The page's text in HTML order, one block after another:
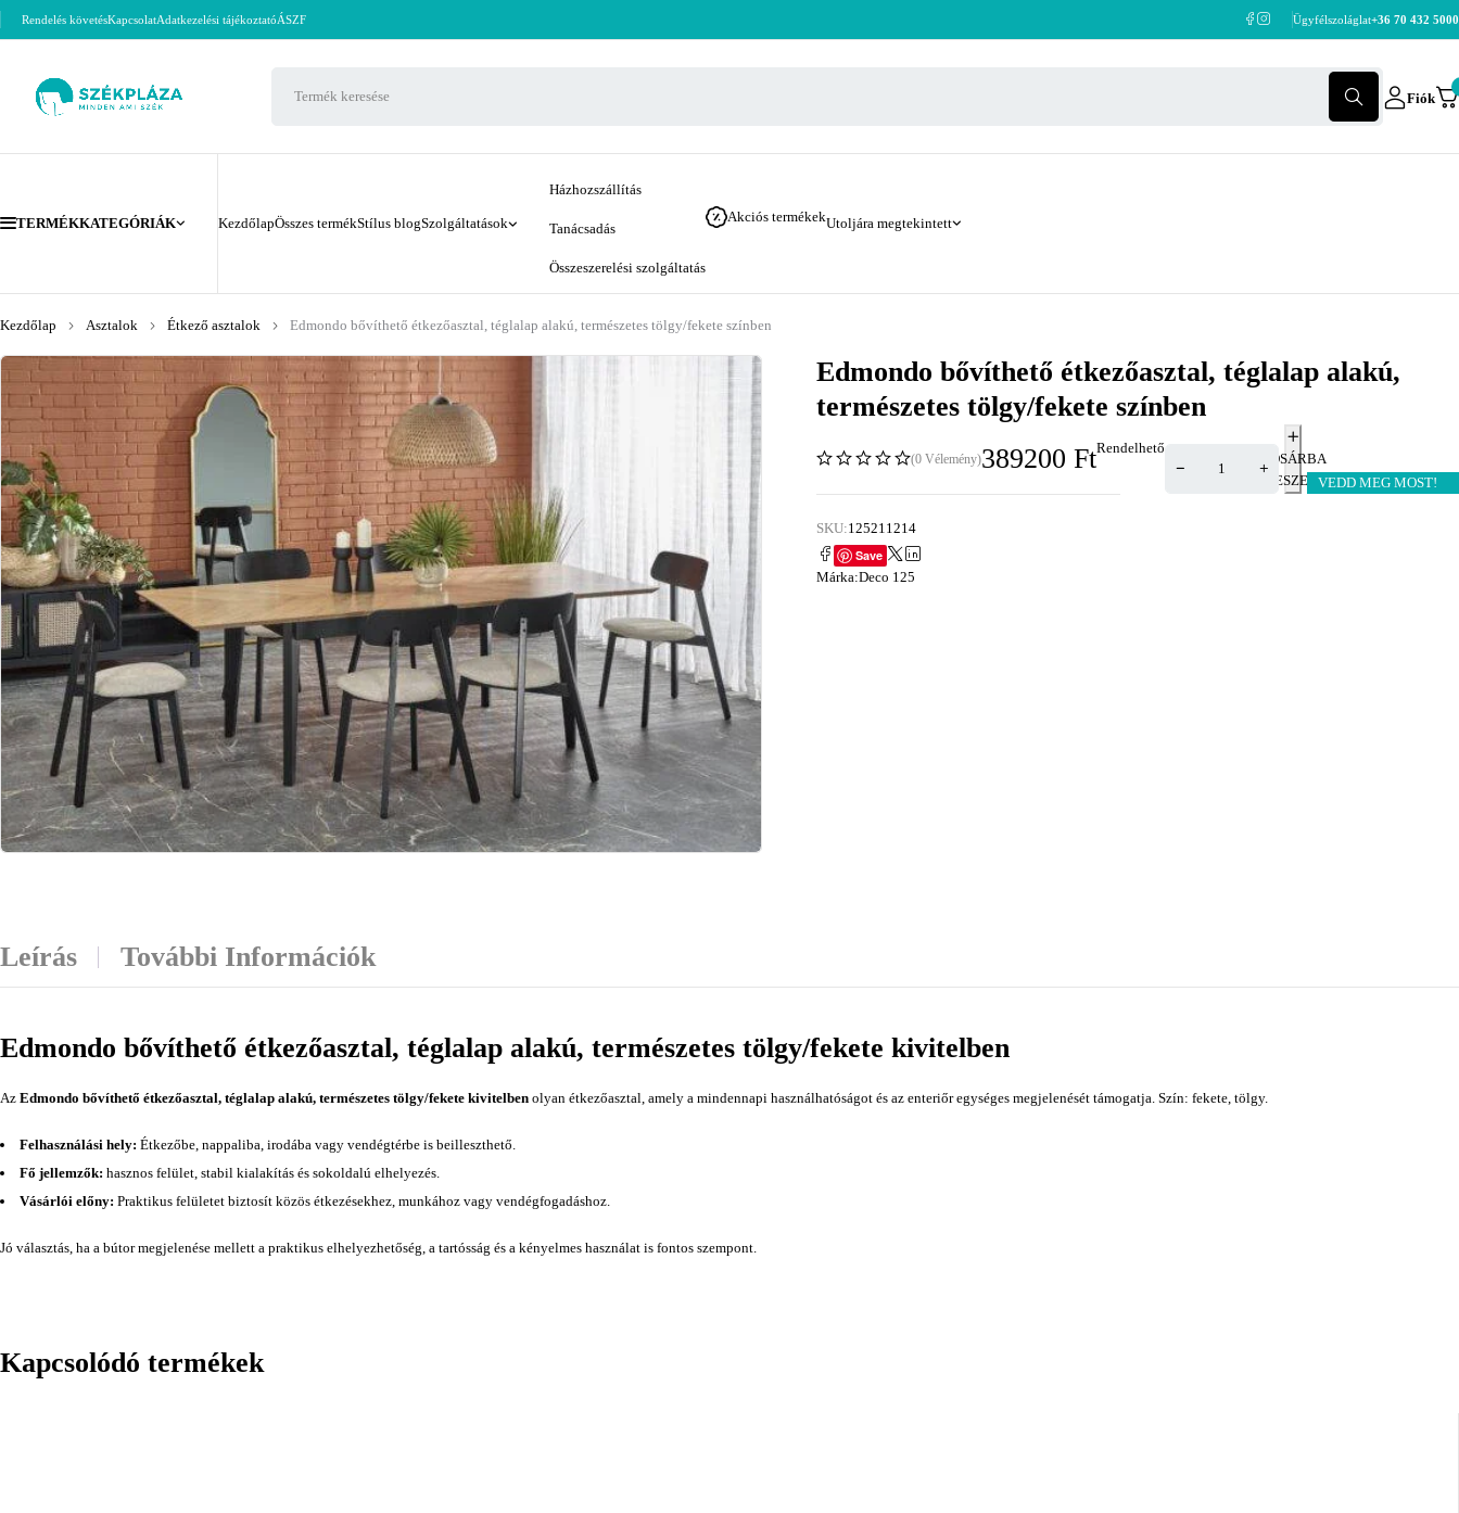
Rendelés követésKapcsolatAdatkezelési tájékoztatóÁSZF Ügyfélszoláglat+36 70 432 5000
Fiók
TERMÉKKATEGÓRIÁK KezdőlapÖsszes termékStílus blogSzolgáltatások
Házhozszállítás
Tanácsadás
Összeszerelési szolgáltatás
Akciós termékekUtoljára megtekintett
Kezdőlap Asztalok Étkező asztalok Edmondo bővíthető étkezőasztal, téglalap alakú, természetes tölgy/fekete színben
Edmondo bővíthető étkezőasztal, téglalap alakú,
természetes tölgy/fekete színben
(0 Vélemény)389200 FtRendelhető
KOSÁRBA
TESZEMVEDD MEG MOST!
SKU:125211214
Save
Márka:Deco 125
Leírás További Információk
Edmondo bővíthető étkezőasztal, téglalap alakú, természetes tölgy/fekete kivitelben
Az Edmondo bővíthető étkezőasztal, téglalap alakú, természetes tölgy/fekete kivitelben olyan étkezőasztal, amely a mindennapi használhatóságot és az enteriőr egységes megjelenését támogatja. Szín: fekete, tölgy.
Felhasználási hely: Étkezőbe, nappaliba, irodába vagy vendégtérbe is beilleszthető.
Fő jellemzők: hasznos felület, stabil kialakítás és sokoldalú elhelyezés.
Vásárlói előny: Praktikus felületet biztosít közös étkezésekhez, munkához vagy vendégfogadáshoz.
Jó választás, ha a bútor megjelenése mellett a praktikus elhelyezhetőség, a tartósság és a kényelmes használat is fontos szempont.
Kapcsolódó termékek